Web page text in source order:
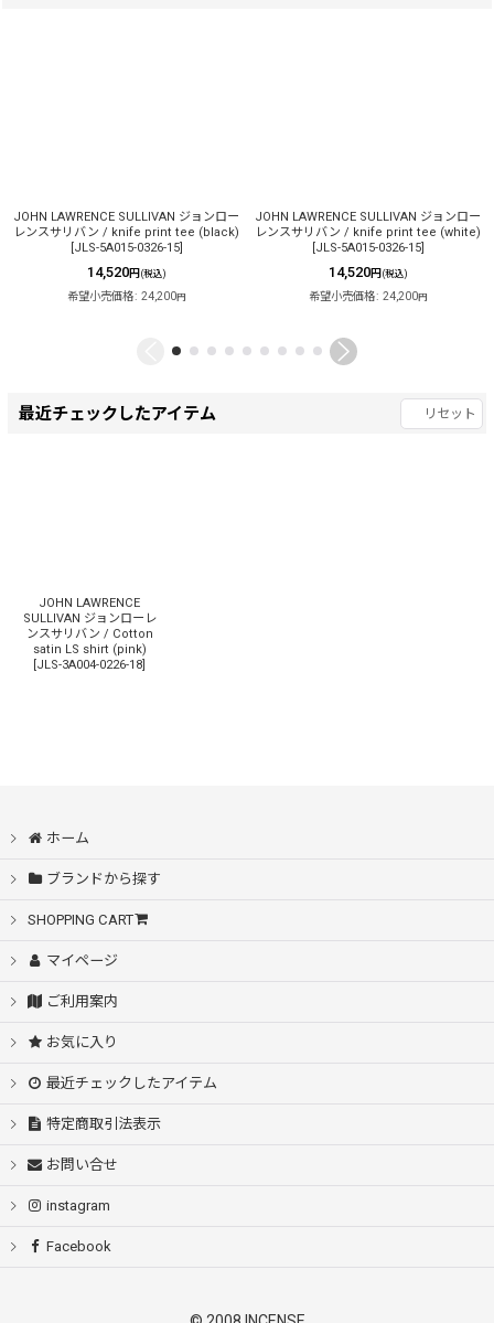
JOHN LAWRENCE SULLIVAN ジョンロー
レンスサリバン / knife print tee (black)
[JLS-5A015-0326-15]
14,520円 (税込)
希望小売価格: 24,200円
JOHN LAWRENCE SULLIVAN ジョンロー
レンスサリバン / knife print tee (white)
[JLS-5A015-0326-15]
14,520円 (税込)
希望小売価格: 24,200円
最近チェックしたアイテム リセット
JOHN LAWRENCE
SULLIVAN ジョンローレ
ンスサリバン / Cotton
satin LS shirt (pink)
[JLS-3A004-0226-18]
ホーム
ブランドから探す
SHOPPING CART
マイページ
ご利用案内
お気に入り
最近チェックしたアイテム
特定商取引法表示
お問い合せ
instagram
Facebook